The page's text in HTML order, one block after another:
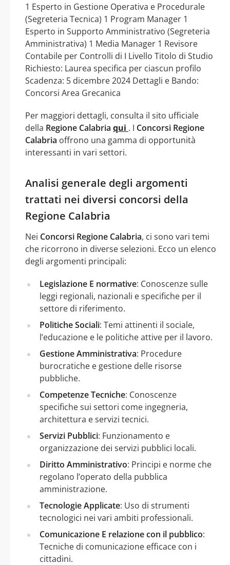
1 Esperto in Gestione Operativa e Procedurale
(Segreteria Tecnica) 1 Program Manager 1
Esperto in Supporto Amministrativo (Segreteria
Amministrativa) 1 Media Manager 1 Revisore
Contabile per Controlli di I Livello Titolo di Studio
Richiesto: Laurea specifica per ciascun profilo
Scadenza: 5 dicembre 2024 Dettagli e Bando:
Concorsi Area Grecanica
Per maggiori dettagli, consulta il sito ufficiale
della Regione Calabria qui . I Concorsi Regione
Calabria offrono una gamma di opportunità
interessanti in vari settori.
Analisi generale degli argomenti
trattati nei diversi concorsi della
Regione Calabria
Nei Concorsi Regione Calabria, ci sono vari temi
che ricorrono in diverse selezioni. Ecco un elenco
degli argomenti principali:
Legislazione E normative: Conoscenze sulle
leggi regionali, nazionali e specifiche per il
settore di riferimento.
Politiche Sociali: Temi attinenti il sociale,
l’educazione e le politiche attive per il lavoro.
Gestione Amministrativa: Procedure
burocratiche e gestione delle risorse
pubbliche.
Competenze Tecniche: Conoscenze
specifiche sui settori come ingegneria,
architettura e servizi tecnici.
Servizi Pubblici: Funzionamento e
organizzazione dei servizi pubblici locali.
Diritto Amministrativo: Principi e norme che
regolano l’operato della pubblica
amministrazione.
Tecnologie Applicate: Uso di strumenti
tecnologici nei vari ambiti professionali.
Comunicazione E relazione con il pubblico:
Tecniche di comunicazione efficace con i
cittadini.